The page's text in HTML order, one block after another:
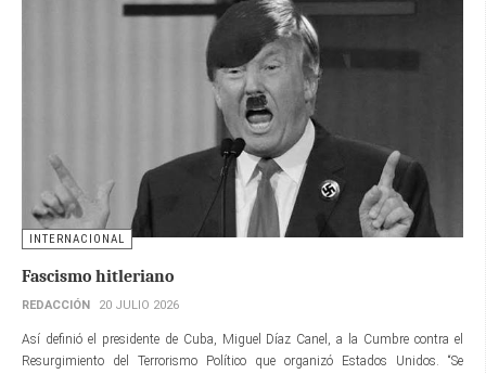
INTERNACIONAL
Fascismo hitleriano
REDACCIÓN 20 JULIO 2026
Así definió el presidente de Cuba, Miguel Díaz Canel, a la Cumbre contra el
Resurgimiento del Terrorismo Político que organizó Estados Unidos. “Se